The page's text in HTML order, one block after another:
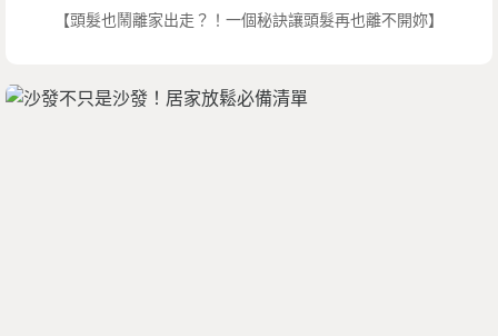
【頭髮也鬧離家出走？！一個秘訣讓頭髮再也離不開妳】